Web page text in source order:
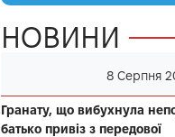
НОВИНИ
8 Серпня
Гранату, що вибухнула
батько привіз з передової